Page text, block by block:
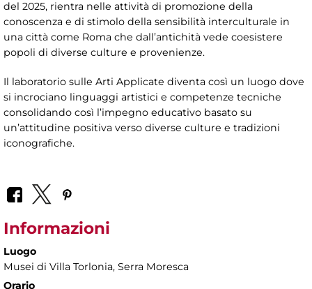
del 2025, rientra nelle attività di promozione della
conoscenza e di stimolo della sensibilità interculturale in
una città come Roma che dall’antichità vede coesistere
popoli di diverse culture e provenienze.
Il laboratorio sulle Arti Applicate diventa così un luogo dove
si incrociano linguaggi artistici e competenze tecniche
consolidando così l’impegno educativo basato su
un’attitudine positiva verso diverse culture e tradizioni
iconografiche.
Informazioni
Luogo
Musei di Villa Torlonia, Serra Moresca
Orario